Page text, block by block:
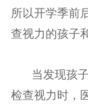
所以开学季前
查视力的孩子
当发现孩
检查视力时，